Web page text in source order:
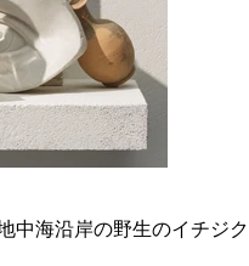
中海沿岸の野生のイチジク